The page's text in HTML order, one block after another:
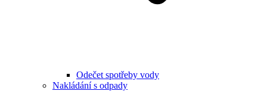
Odečet spotřeby vody
Nakládání s odpady